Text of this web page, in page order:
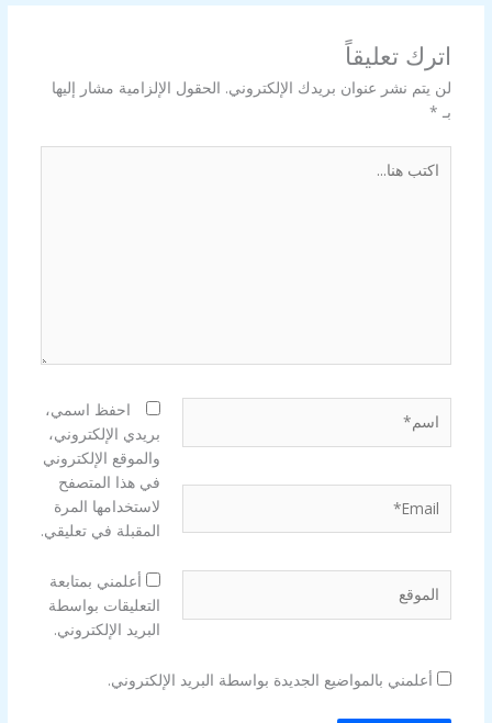
اترك تعليقاً
لن يتم نشر عنوان بريدك الإلكتروني. الحقول الإلزامية مشار إليها
بـ *
هنا...
احفظ اسمي،
بريدي الإلكتروني،
والموقع الإلكتروني
في هذا المتصفح
لاستخدامها المرة
المقبلة في تعليقي.
أعلمني بمتابعة
التعليقات بواسطة
البريد الإلكتروني.
أعلمني بالمواضيع الجديدة بواسطة البريد الإلكتروني.